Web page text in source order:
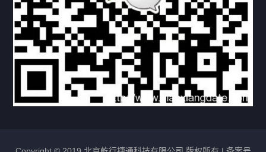
北京乾行捷通荣获阿里巴巴国际站多项年度荣誉，持续引
领ICT与AI行业发展
2025/12/22 528 新闻中心 信创服务器国产服务器